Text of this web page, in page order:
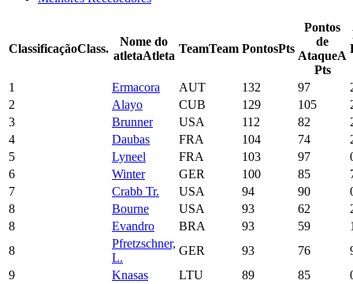
ClassificaçãoClass.
Nome do
atletaAtleta
TeamTeam PontosPts
Pontos
de
AtaqueA
Pts
1 Ermacora AUT 132 97
2
Alayo CUB 129 105
3
Brunner USA 112 82
4
Daubas FRA 104 74
5
Lyneel FRA 103 97
6
Winter GER 100 85
7
Crabb Tr. USA 94 90
8
Bourne USA 93 62
8
Evandro BRA 93 59
8
Pfretzschner,
L.
GER 93 76
9
Knasas LTU 89 85